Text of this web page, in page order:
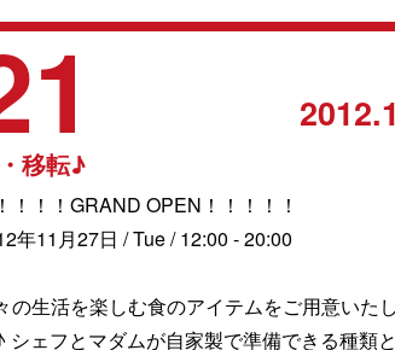
移転♪
！！！GRAND OPEN！！！！！
年11月27日 / Tue / 12:00 - 20:00
の生活を楽しむ食のアイテムをご用意いた
シェフとマダムが自家製で準備できる種類